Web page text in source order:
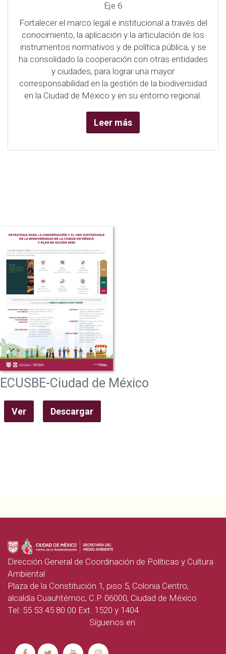
Eje 6
Fortalecer el marco legal e institucional a través del
conocimiento, la aplicación y la articulación de los
instrumentos normativos y de política pública, y se
ha consolidado la cooperación con otras entidades
y ciudades, para lograr una mayor
corresponsabilidad en la gestión de la biodiversidad
en la Ciudad de México y en su entorno regional.
Leer más
ECUSBE-Ciudad de México
Ver Descargar
Dirección General de Coordinación de Políticas y Cultura
Ambiental
Plaza de la Constitución 1, piso 5, Colonia Centro,
alcaldía Cuauhtémoc, C.P. 06000, Ciudad de México
Tel: 55 53 45 80 00 Ext. 1520 y 1404
Síguenos en: